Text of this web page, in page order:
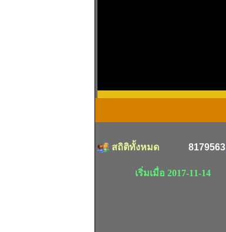
สถิติทั้งหมด 8179563
เริ่มเมื่อ 2017-11-14